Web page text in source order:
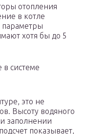
отопления
в котле
параметры
хотя бы до 5
в системе
это не
Высоту водяного
заполнении
показывает,